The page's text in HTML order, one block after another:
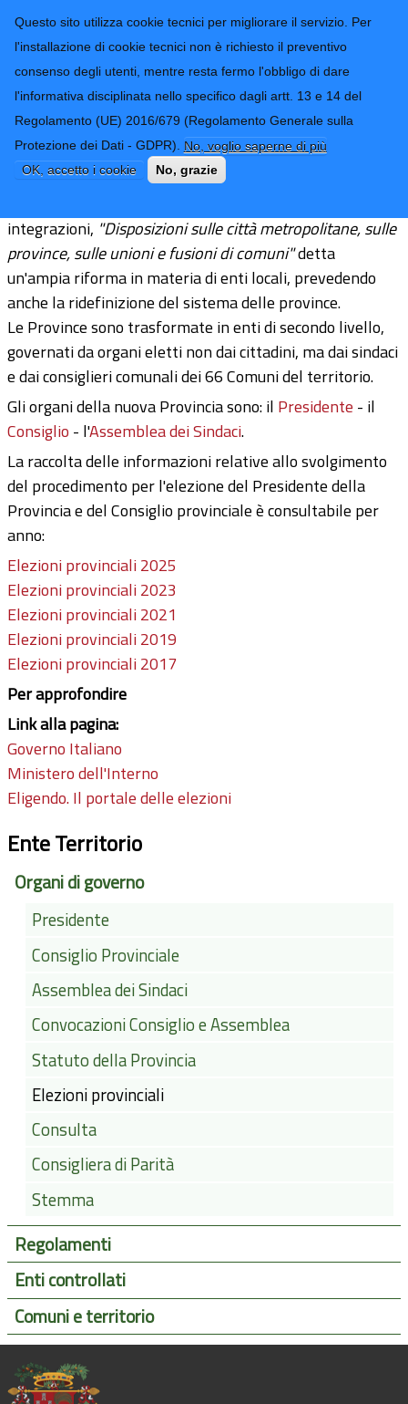
Questo sito utilizza cookie tecnici per migliorare il servizio. Per
l'installazione di cookie tecnici non è richiesto il preventivo
consenso degli utenti, mentre resta fermo l'obbligo di dare
l'informativa disciplinata nello specifico dagli artt. 13 e 14 del
Regolamento (UE) 2016/679 (Regolamento Generale sulla
Protezione dei Dati - GDPR). No, voglio saperne di più
OK, accetto i cookie
No, grazie
Provincia di
Imperia
CONTATTI-URP
TRASPARENZA
Form di ricerca
Elezioni provinciali
integrazioni, "Disposizioni sulle città metropolitane, sulle
province, sulle unioni e fusioni di comuni"detta
un'ampia riforma in materia di enti locali, prevedendo
anche la ridefinizione del sistema delle province.
Le Province sono trasformate in enti di secondo livello,
governati da organi eletti non dai cittadini, ma dai sindaci
e dai consiglieri comunali dei 66 Comuni del territorio.
Gli organi della nuova Provincia sono: il Presidente - il
Consiglio - l'Assemblea dei Sindaci.
La raccolta delle informazioni relative allo svolgimento
del procedimento per l'elezione del Presidente della
Provincia e del Consiglio provinciale è consultabile per
anno:
Elezioni provinciali 2025
Elezioni provinciali 2023
Elezioni provinciali 2021
Elezioni provinciali 2019
Elezioni provinciali 2017
Per approfondire
Link alla pagina:
Governo Italiano
Ministero dell'Interno
Eligendo. Il portale delle elezioni
Ente Territorio
Organi di governo
Presidente
Consiglio Provinciale
Assemblea dei Sindaci
Convocazioni Consiglio e Assemblea
Statuto della Provincia
Elezioni provinciali
Consulta
Consigliera di Parità
Stemma
Regolamenti
Enti controllati
Comuni e territorio